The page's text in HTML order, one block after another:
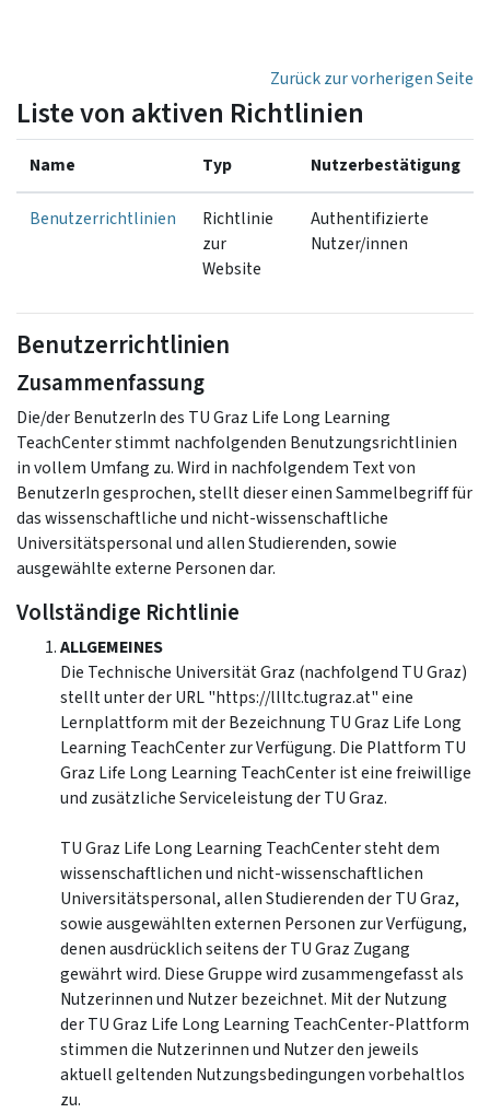
Zurück zur vorherigen Seite
Liste von aktiven Richtlinien
Name Typ Nutzerbestätigung
Benutzerrichtlinien
Richtlinie
zur
Website
Authentifizierte
Nutzer/innen
Benutzerrichtlinien
Zusammenfassung
Die/der BenutzerIn des TU Graz Life Long Learning
TeachCenter stimmt nachfolgenden Benutzungsrichtlinien
in vollem Umfang zu. Wird in nachfolgendem Text von
BenutzerIn gesprochen, stellt dieser einen Sammelbegriff für
das wissenschaftliche und nicht-wissenschaftliche
Universitätspersonal und allen Studierenden, sowie
ausgewählte externe Personen dar.
Vollständige Richtlinie
ALLGEMEINES
Die Technische Universität Graz (nachfolgend TU Graz)
stellt unter der URL "https://llltc.tugraz.at" eine
Lernplattform mit der Bezeichnung TU Graz Life Long
Learning TeachCenter zur Verfügung. Die Plattform TU
Graz Life Long Learning TeachCenter ist eine freiwillige
und zusätzliche Serviceleistung der TU Graz.
TU Graz Life Long Learning TeachCenter steht dem
wissenschaftlichen und nicht-wissenschaftlichen
Universitätspersonal, allen Studierenden der TU Graz,
sowie ausgewählten externen Personen zur Verfügung,
denen ausdrücklich seitens der TU Graz Zugang
gewährt wird. Diese Gruppe wird zusammengefasst als
Nutzerinnen und Nutzer bezeichnet. Mit der Nutzung
der TU Graz Life Long Learning TeachCenter-Plattform
stimmen die Nutzerinnen und Nutzer den jeweils
aktuell geltenden Nutzungsbedingungen vorbehaltlos
zu.